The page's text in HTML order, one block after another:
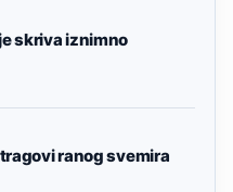
skriva iznimno
ranog svemira